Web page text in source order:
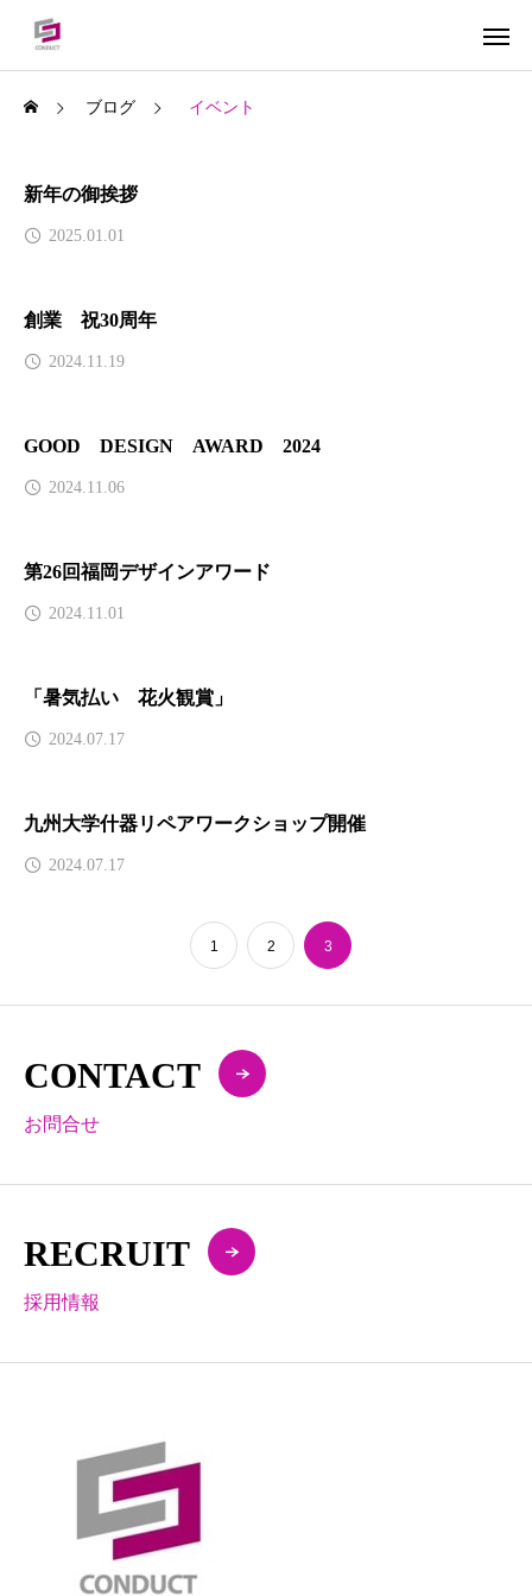
ブログ イベント
新年の御挨拶
2025.01.01
創業 祝30周年
2024.11.19
GOOD DESIGN AWARD 2024
2024.11.06
第26回福岡デザインアワード
2024.11.01
「暑気払い 花火観賞」
2024.07.17
九州大学什器リペアワークショップ開催
2024.07.17
1 2 3
CONTACT
お問合せ
RECRUIT
採用情報